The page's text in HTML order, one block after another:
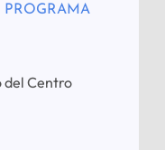
PROGRAMA
del Centro